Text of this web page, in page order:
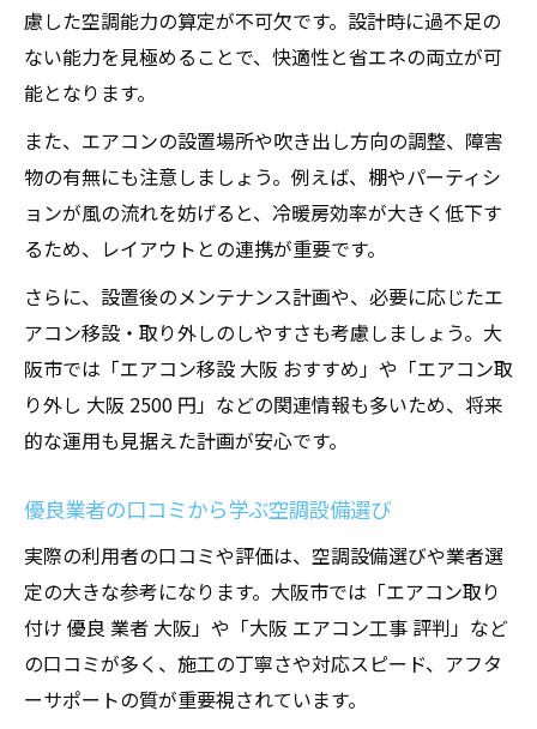
慮した空調能力の算定が不可欠です。設計時に過不足の
ない能力を見極めることで、快適性と省エネの両立が可
能となります。
また、エアコンの設置場所や吹き出し方向の調整、障害
物の有無にも注意しましょう。例えば、棚やパーティシ
ョンが風の流れを妨げると、冷暖房効率が大きく低下す
るため、レイアウトとの連携が重要です。
さらに、設置後のメンテナンス計画や、必要に応じたエ
アコン移設・取り外しのしやすさも考慮しましょう。大
阪市では「エアコン移設 大阪 おすすめ」や「エアコン取
り外し 大阪 2500 円」などの関連情報も多いため、将来
的な運用も見据えた計画が安心です。
優良業者の口コミから学ぶ空調設備選び
実際の利用者の口コミや評価は、空調設備選びや業者選
定の大きな参考になります。大阪市では「エアコン取り
付け 優良 業者 大阪」や「大阪 エアコン工事 評判」など
の口コミが多く、施工の丁寧さや対応スピード、アフタ
ーサポートの質が重要視されています。